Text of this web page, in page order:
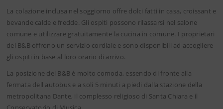
La colazione inclusa nel soggiorno offre dolci fatti in casa, croissant e
bevande calde e fredde. Gli ospiti possono rilassarsi nel salone
comune e utilizzare gratuitamente la cucina in comune. I proprietari
del B&B offrono un servizio cordiale e sono disponibili ad accogliere
gli ospiti in base al loro orario di arrivo.
La posizione del B&B è molto comoda, essendo di fronte alla
fermata dell autobus e a soli 5 minuti a piedi dalla stazione della
metropolitana Dante, il complesso religioso di Santa Chiara e il